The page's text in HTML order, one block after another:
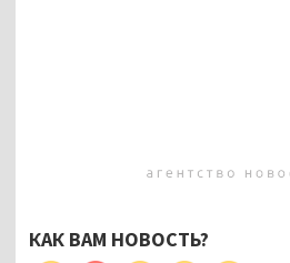
КАК ВАМ НОВОСТЬ?